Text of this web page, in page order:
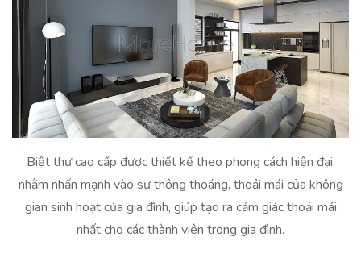
Biệt thự cao cấp được thiết kế theo phong cách hiện đại,
nhằm nhấn mạnh vào sự thông thoáng, thoải mái của không
gian sinh hoạt của gia đình, giúp tạo ra cảm giác thoải mái
nhất cho các thành viên trong gia đình.